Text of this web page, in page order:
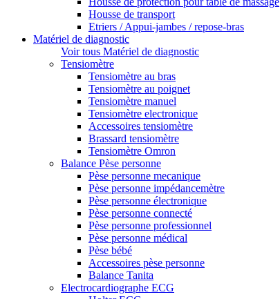
Housse de transport
Etriers / Appui-jambes / repose-bras
Matériel de diagnostic
Voir tous Matériel de diagnostic
Tensiomètre
Tensiomètre au bras
Tensiomètre au poignet
Tensiomètre manuel
Tensiomètre electronique
Accessoires tensiomètre
Brassard tensiomètre
Tensiomètre Omron
Balance Pèse personne
Pèse personne mecanique
Pèse personne impédancemètre
Pèse personne électronique
Pèse personne connecté
Pèse personne professionnel
Pèse personne médical
Pèse bébé
Accessoires pèse personne
Balance Tanita
Electrocardiographe ECG